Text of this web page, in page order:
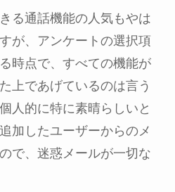
る通話機能の人気もやは
が、アンケートの選択項
時点で、すべての機能が
上であげているのは言う
人的に特に素晴らしいと
加したユーザーからのメ
で、迷惑メールが一切な